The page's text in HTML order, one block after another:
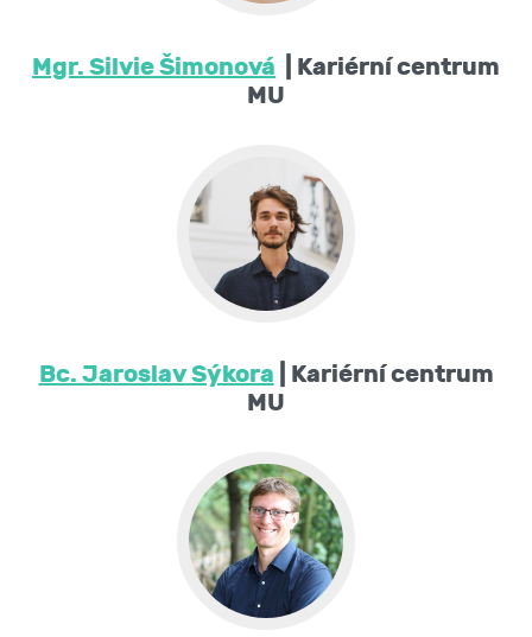
Mgr. Silvie Šimonová | Kariérní centrum
MU
Bc. Jaroslav Sýkora | Kariérní centrum
MU